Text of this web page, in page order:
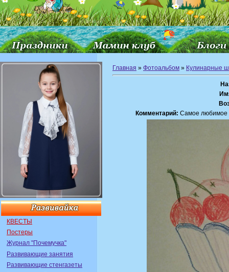
КВЕСТЫ
Постеры
Журнал "Почемучка"
Развивающие занятия
Развивающие стенгазеты
Главная » Фотоальбом » Кулинарные
Комментарий: Самое любимое